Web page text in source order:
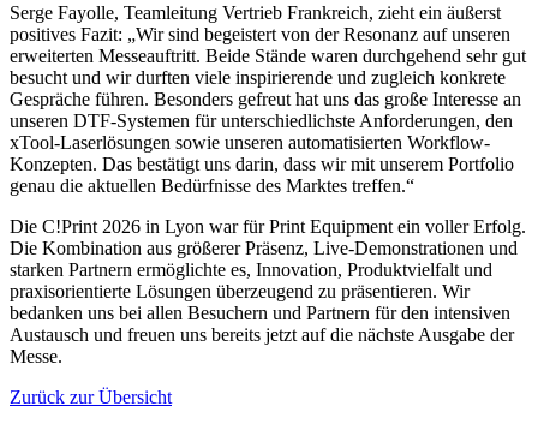
Serge Fayolle, Teamleitung Vertrieb Frankreich, zieht ein äußerst
positives Fazit: „Wir sind begeistert von der Resonanz auf unseren
erweiterten Messeauftritt. Beide Stände waren durchgehend sehr gut
besucht und wir durften viele inspirierende und zugleich konkrete
Gespräche führen. Besonders gefreut hat uns das große Interesse an
unseren DTF-Systemen für unterschiedlichste Anforderungen, den
xTool-Laserlösungen sowie unseren automatisierten Workflow-
Konzepten. Das bestätigt uns darin, dass wir mit unserem Portfolio
genau die aktuellen Bedürfnisse des Marktes treffen.“
Die C!Print 2026 in Lyon war für Print Equipment ein voller Erfolg.
Die Kombination aus größerer Präsenz, Live-Demonstrationen und
starken Partnern ermöglichte es, Innovation, Produktvielfalt und
praxisorientierte Lösungen überzeugend zu präsentieren. Wir
bedanken uns bei allen Besuchern und Partnern für den intensiven
Austausch und freuen uns bereits jetzt auf die nächste Ausgabe der
Messe.
Zurück zur Übersicht